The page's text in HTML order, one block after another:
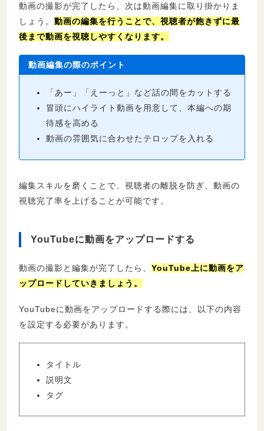
動画の撮影が完了したら、次は動画編集に取り掛かりま
しょう。 動画の編集を行うことで、視聴者が飽きずに最
後まで動画を視聴しやすくなります。
動画編集の際のポイント
「あー」「えーっと」など話の間をカットする
冒頭にハイライト動画を用意して、本編への期
待感を高める
動画の雰囲気に合わせたテロップを入れる
編集スキルを磨くことで、視聴者の離脱を防ぎ、動画の
視聴完了率を上げることが可能です。
YouTubeに動画をアップロードする
動画の撮影と編集が完了したら、 YouTube上に動画をア
ップロードしていきましょう。
YouTubeに動画をアップロードする際には、以下の内容
を設定する必要があります。
タイトル
説明文
タグ